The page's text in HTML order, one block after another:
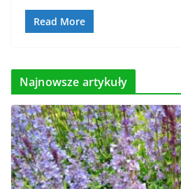
Read More
Najnowsze artykuły